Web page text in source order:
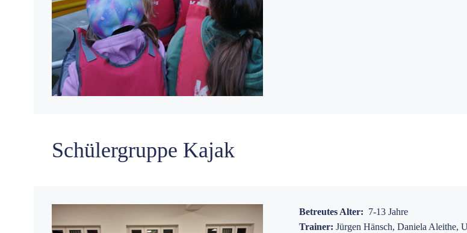
Schülergruppe Kajak
Betreutes Alter: 7-13 Jahre
Trainer: Jürgen Hänsch, Daniela Aleithe,